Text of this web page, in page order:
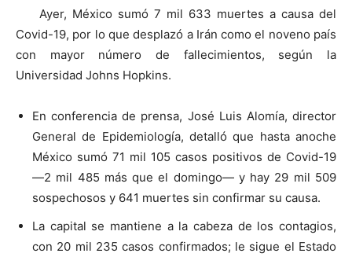
Ayer, México sumó 7 mil 633 muertes a causa del
Covid-19, por lo que desplazó a Irán como el noveno país
con mayor número de fallecimientos, según la
Universidad Johns Hopkins.
En conferencia de prensa, José Luis Alomía, director
General de Epidemiología, detalló que hasta anoche
México sumó 71 mil 105 casos positivos de Covid-19
—2 mil 485 más que el domingo— y hay 29 mil 509
sospechosos y 641 muertes sin confirmar su causa.
La capital se mantiene a la cabeza de los contagios,
con 20 mil 235 casos confirmados; le sigue el Estado